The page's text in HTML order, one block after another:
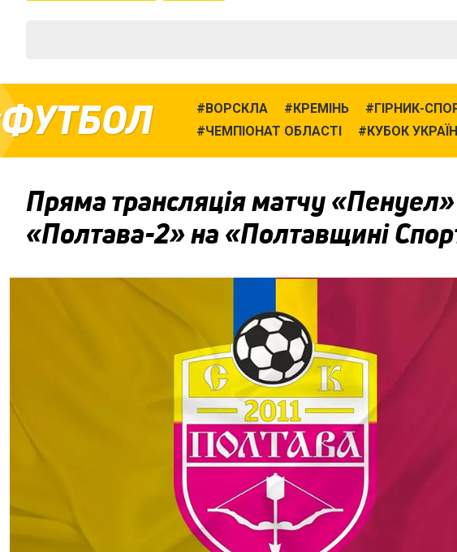
ФУТБОЛ ВОРСКЛА КРЕМІНЬ ГІРНИК-
ЧЕМПІОНАТ ОБЛАСТІ
КУБОК
Пряма трансляція матчу
«Полтава-2» на «Полтавщині